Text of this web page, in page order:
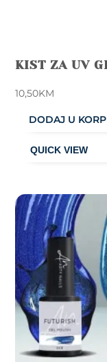
KIST ZA UV
10,50KM
DODAJ U